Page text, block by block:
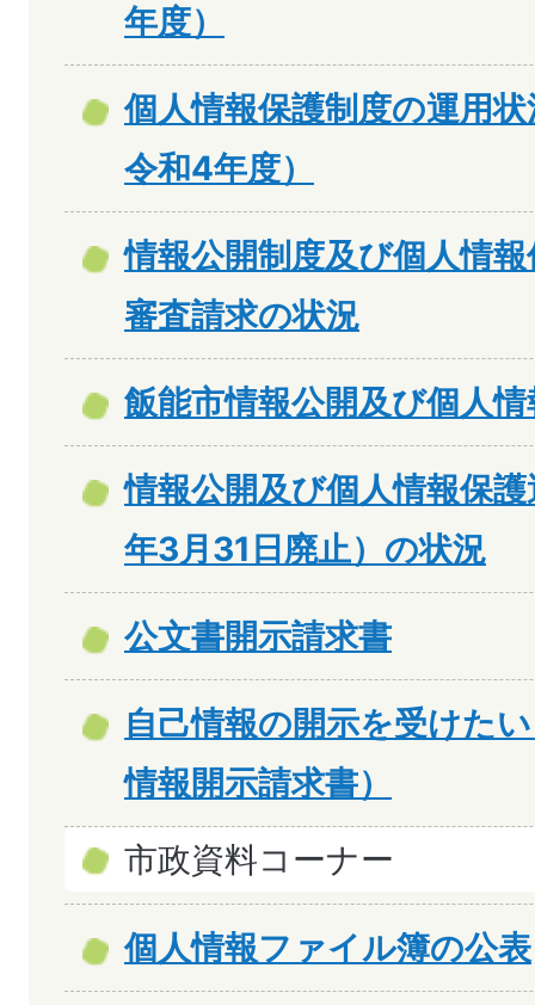
年度）
個人情報保護制度の運用
令和4年度）
情報公開制度及び個人情
審査請求の状況
飯能市情報公開及び個人
情報公開及び個人情報保
年3月31日廃止）の状況
公文書開示請求書
自己情報の開示を受けた
情報開示請求書）
市政資料コーナー
個人情報ファイル簿の公表